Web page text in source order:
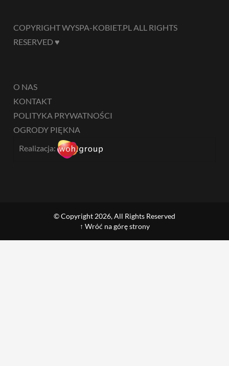
COPYRIGHT WYSPA-KOBIET.PL ALL RIGHTS
RESERVED ♥
O NAS
KONTAKT
POLITYKA PRYWATNOŚCI
OGRODY PIĘKNA
Realizacja:
© Copyright 2026, All Rights Reserved
↑ Wróć na górę strony